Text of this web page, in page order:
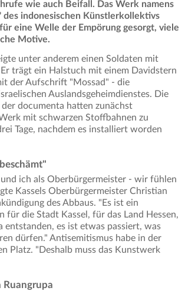
wie auch Beifall. Das Werk namens
des indonesischen Künstlerkollektivs
eine Welle der Empörung gesorgt, viele
Motive.
unter anderem einen Soldaten mit
trägt ein Halstuch mit einem Davidstern
der Aufschrift "Mossad" - die
Auslandsgeheimdienstes. Die
documenta hatten zunächst
mit schwarzen Stoffbahnen zu
Tage, nachdem es installiert worden
ich als Oberbürgermeister - wir fühlen
Kassels Oberbürgermeister Christian
des Abbaus. "Es ist ein
für die Stadt Kassel, für das Land Hessen,
entstanden, es ist etwas passiert, was
dürfen." Antisemitismus habe in der
Platz. "Deshalb muss das Kunstwerk
Ruangrupa